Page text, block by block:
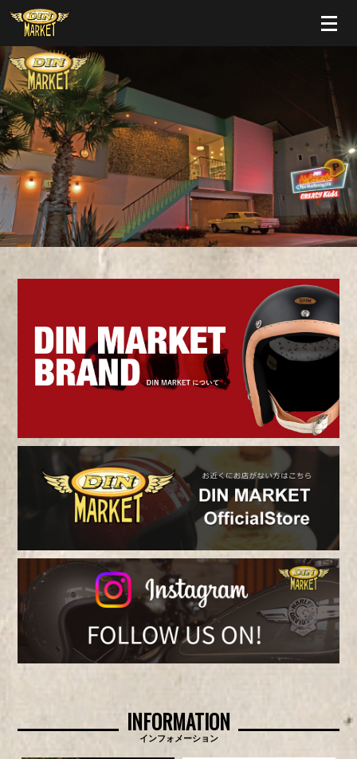
INFORMATION
インフォメーション